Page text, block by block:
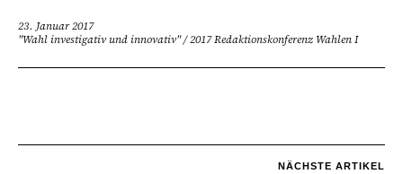
23. Januar 2017
"Wahl investigativ und innovativ"/2017 Redaktionskonferenz Wahlen I
NÄCHSTE ARTIKEL